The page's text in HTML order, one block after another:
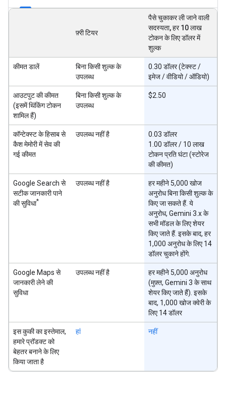
फ़्री टियर
पैसे चुकाकर ली जाने वाली
सदस्यता, हर 10 लाख
टोकन के लिए डॉलर में
शुल्क
कीमत डालें
बिना किसी शुल्क के
उपलब्ध
0.30 डॉलर (टेक्स्ट /
इमेज / वीडियो / ऑडियो)
आउटपुट की कीमत
(इसमें थिंकिंग टोकन
शामिल हैं)
बिना किसी शुल्क के
उपलब्ध
$2.50
कॉन्टेक्स्ट के हिसाब से
कैश मेमोरी में सेव की
गई कीमत
उपलब्ध नहीं है
0.03 डॉलर
1.00 डॉलर / 10 लाख
टोकन प्रति घंटा (स्टोरेज
की कीमत)
Google Search से
सटीक जानकारी पाने
की सुविधा*
उपलब्ध नहीं है
हर महीने 5,000 खोज
अनुरोध बिना किसी शुल्क के
किए जा सकते हैं. ये
अनुरोध, Gemini 3.x के
सभी मॉडल के लिए शेयर
किए जाते हैं. इसके बाद, हर
1,000 अनुरोध के लिए 14
डॉलर चुकाने होंगे.
Google Maps से
जानकारी लेने की
सुविधा
उपलब्ध नहीं है
हर महीने 5,000 अनुरोध
(मुफ़्त, Gemini 3 के साथ
शेयर किए जाते हैं). इसके
बाद, 1,000 खोज क्वेरी के
लिए 14 डॉलर
इस कुकी का इस्तेमाल,
हमारे प्रॉडक्ट को
बेहतर बनाने के लिए
किया जाता है
हां नहीं